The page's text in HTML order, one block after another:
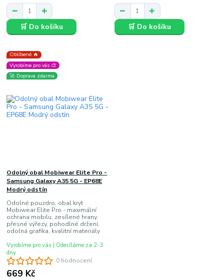
🛒 Do košíku 🛒 Do košíku
Oblíbené 🔥
Vyrobíme pro vás 🎨
🚀 Doprava zdarma
0 hodnocení
Odolný obal Mobiwear Elite Pro -
Samsung Galaxy A35 5G - EP68E
Modrý odstín
Odolné pouzdro, obal kryt
Mobiwear Elite Pro - maximální
ochrana mobilu, zesílené hrany,
přesné výřezy, pohodlné držení,
odolná grafika, kvalitní materiály
669 Kč
Vyrobíme pro vás | Odesíláme za 2-3
dny